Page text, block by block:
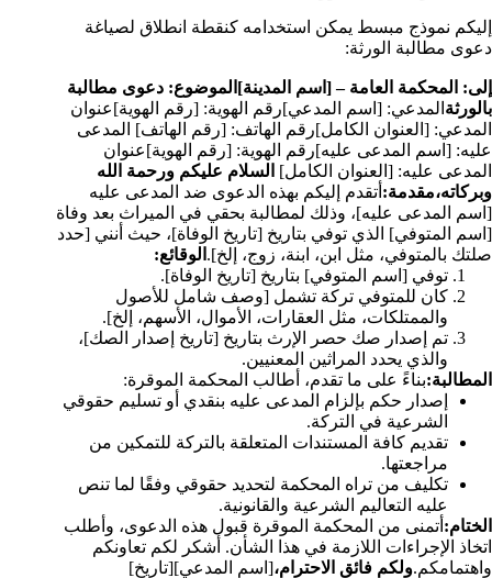
إليكم نموذج مبسط يمكن استخدامه كنقطة انطلاق لصياغة
دعوى مطالبة الورثة:
إلى: المحكمة العامة – [اسم المدينة] الموضوع: دعوى مطالبة
بالورثة المدعي: [اسم المدعي]رقم الهوية: [رقم الهوية]عنوان
المدعي: [العنوان الكامل]رقم الهاتف: [رقم الهاتف] المدعى
عليه: [اسم المدعى عليه]رقم الهوية: [رقم الهوية]عنوان
المدعى عليه: [العنوان الكامل] السلام عليكم ورحمة الله
وبركاته،مقدمة: أتقدم إليكم بهذه الدعوى ضد المدعى عليه
[اسم المدعى عليه]، وذلك لمطالبة بحقي في الميراث بعد وفاة
[اسم المتوفي] الذي توفي بتاريخ [تاريخ الوفاة]، حيث أنني [حدد
صلتك بالمتوفي، مثل ابن، ابنة، زوج، إلخ]. الوقائع:
توفي [اسم المتوفي] بتاريخ [تاريخ الوفاة].
كان للمتوفي تركة تشمل [وصف شامل للأصول
والممتلكات، مثل العقارات، الأموال، الأسهم، إلخ].
تم إصدار صك حصر الإرث بتاريخ [تاريخ إصدار الصك]،
والذي يحدد المراثين المعنيين.
المطالبة:بناءً على ما تقدم، أطالب المحكمة الموقرة:
إصدار حكم بإلزام المدعى عليه بنقدي أو تسليم حقوقي
الشرعية في التركة.
تقديم كافة المستندات المتعلقة بالتركة للتمكين من
مراجعتها.
تكليف من تراه المحكمة لتحديد حقوقي وفقًا لما تنص
عليه التعاليم الشرعية والقانونية.
الختام: أتمنى من المحكمة الموقرة قبول هذه الدعوى، وأطلب
اتخاذ الإجراءات اللازمة في هذا الشأن. أشكر لكم تعاونكم
واهتمامكم.ولكم فائق الاحترام،[اسم المدعي][تاريخ]